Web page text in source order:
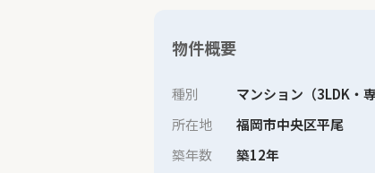
物件概要
種別
マンション（3LDK・
所在地
福岡市中央区平尾
築年数
築12年